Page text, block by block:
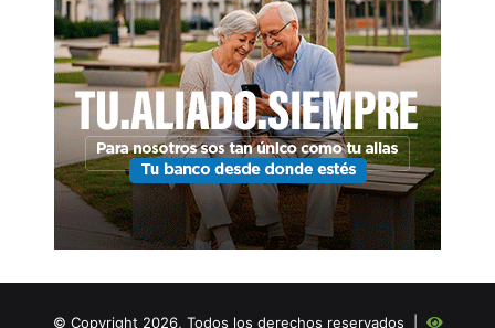
© Copyright 2026, Todos los derechos reservados |